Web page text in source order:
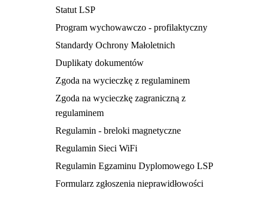
Statut LSP
Program wychowawczo - profilaktyczny
Standardy Ochrony Małoletnich
Duplikaty dokumentów
Zgoda na wycieczkę z regulaminem
Zgoda na wycieczkę zagraniczną z
regulaminem
Regulamin - breloki magnetyczne
Regulamin Sieci WiFi
Regulamin Egzaminu Dyplomowego LSP
Formularz zgłoszenia nieprawidłowości